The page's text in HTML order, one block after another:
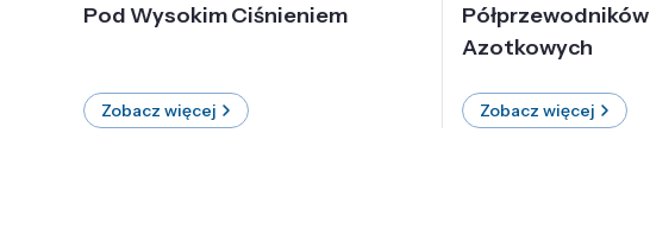
Pod Wysokim Ciśnieniem
Zobacz więcej
Półprzewodników
Azotkowych
Zobacz więcej